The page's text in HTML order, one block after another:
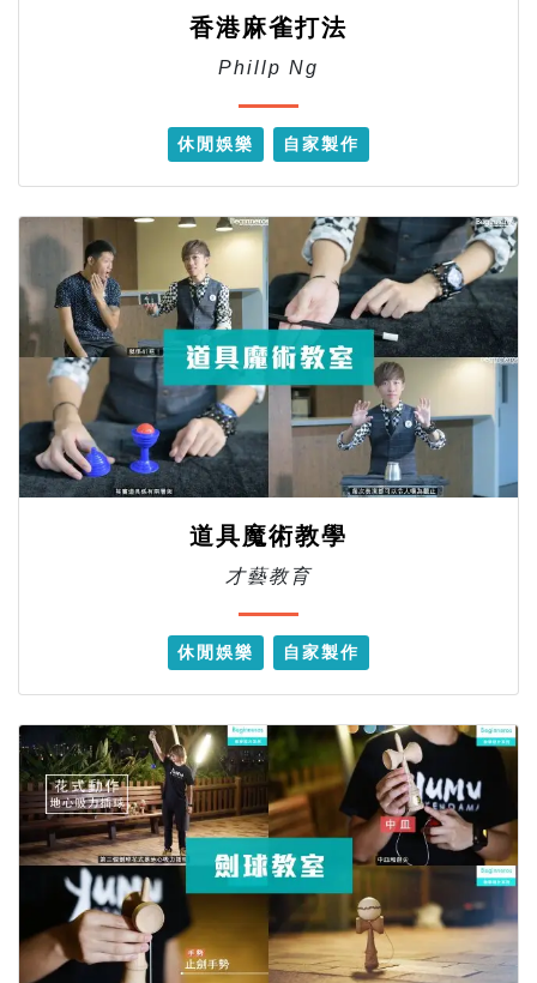
香港麻雀打法
Phillp Ng
休閒娛樂 自家製作
道具魔術教學
才藝教育
休閒娛樂 自家製作